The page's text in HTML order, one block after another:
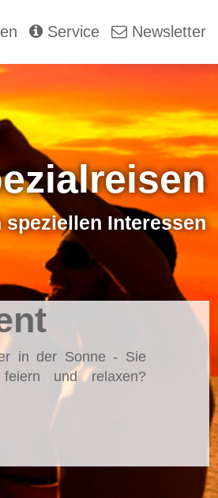
Service Newsletter
speziellen Interessen
in der Sonne - Sie
und relaxen?